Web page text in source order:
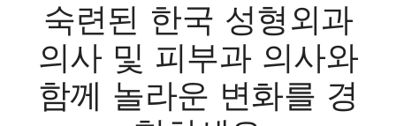
의사 소개
서비스
숙련된 한국 성형외과
의사 및 피부과 의사와
함께 놀라운 변화를 경